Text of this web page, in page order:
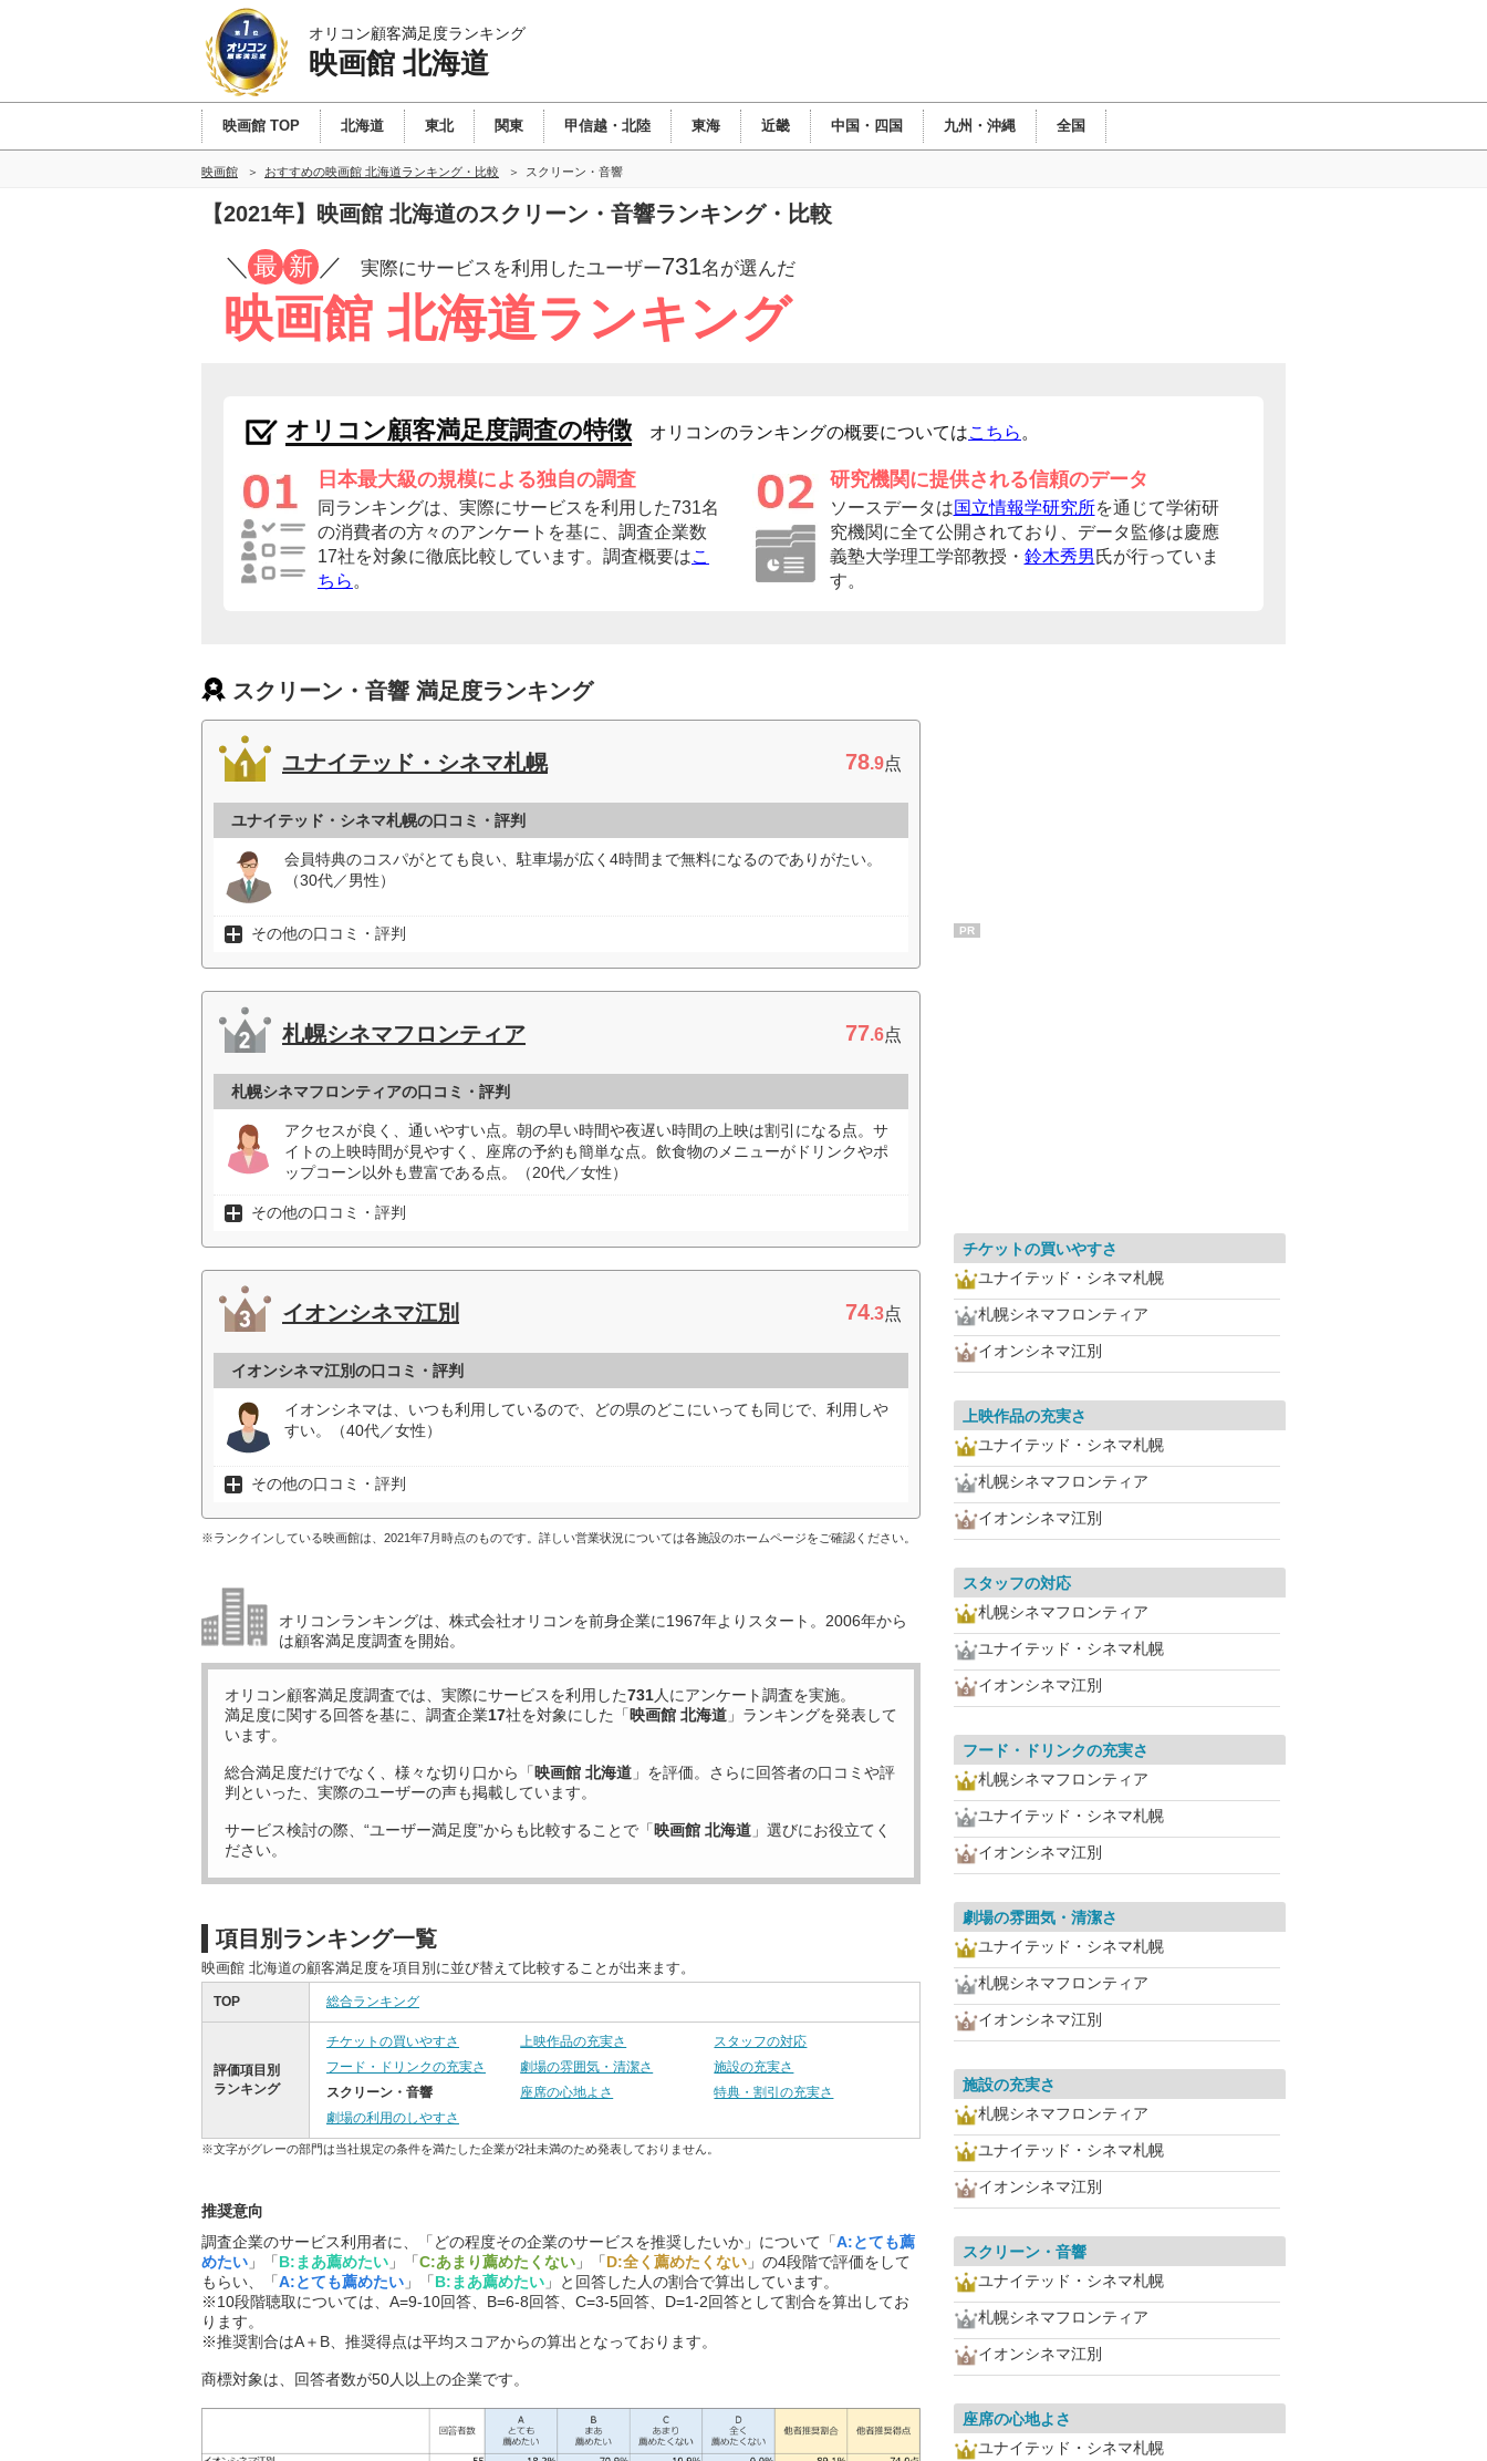
オリコン顧客満足度ランキング
映画館 北海道
映画館 TOP 北海道 東北 関東 甲信越・北陸 東海 近畿 中国・四国 九州・沖縄 全国
映画館 おすすめの映画館 北海道ランキング・比較 スクリーン・音響
【2021年】映画館 北海道のスクリーン・音響ランキング・比較
／ 最 新 ／ 実際にサービスを利用したユーザー731名が選んだ
映画館 北海道ランキング
オリコン顧客満足度調査の特徴 オリコンのランキングの概要についてはこちら 。
日本最大級の規模による独自の調査
同ランキングは、実際にサービスを利用した731名
の消費者の方々のアンケートを基に、調査企業数
17社を対象に徹底比較しています。調査概要はこ
ちら 。
研究機関に提供される信頼のデータ
ソースデータは国立情報学研究所を通じて学術研
究機関に全て公開されており、データ監修は慶應
義塾大学理工学部教授・ 鈴木秀男 氏が行っていま
す。
スクリーン・音響 満足度ランキング
ユナイテッド・シネマ札幌 78.9点
ユナイテッド・シネマ札幌の口コミ・評判
会員特典のコスパがとても良い、駐車場が広く4時間まで無料になるのでありがたい。
（30代／男性）
その他の口コミ・評判
札幌シネマフロンティア 77.6点
札幌シネマフロンティアの口コミ・評判
アクセスが良く、通いやすい点。朝の早い時間や夜遅い時間の上映は割引になる点。サ
イトの上映時間が見やすく、座席の予約も簡単な点。飲食物のメニューがドリンクやポ
ップコーン以外も豊富である点。（20代／女性）
その他の口コミ・評判
イオンシネマ江別 74.3点
イオンシネマ江別の口コミ・評判
イオンシネマは、いつも利用しているので、どの県のどこにいっても同じで、利用しや
すい。（40代／女性）
その他の口コミ・評判
※ランクインしている映画館は、2021年7月時点のものです。詳しい営業状況については各施設のホームページをご確認ください。
オリコンランキングは、株式会社オリコンを前身企業に1967年よりスタート。2006年から
は顧客満足度調査を開始。
オリコン顧客満足度調査では、実際にサービスを利用した731人にアンケート調査を実施。
満足度に関する回答を基に、調査企業17社を対象にした「映画館 北海道 」ランキングを発表して
います。
総合満足度だけでなく、様々な切り口から「映画館 北海道 」を評価。さらに回答者の口コミや評
判といった、実際のユーザーの声も掲載しています。
サービス検討の際、“ユーザー満足度”からも比較することで「映画館 北海道 」選びにお役立てく
ださい。
項目別ランキング一覧
映画館 北海道の顧客満足度を項目別に並び替えて比較することが出来ます。
TOP 総合ランキング
評価項目別
ランキング
チケットの買いやすさ 上映作品の充実さ
スタッフの対応
フード・ドリンクの充実さ
劇場の雰囲気・清潔さ
施設の充実さ
スクリーン・音響
座席の心地よさ
特典・割引の充実さ
劇場の利用のしやすさ
※文字がグレーの部門は当社規定の条件を満たした企業が2社未満のため発表しておりません。
推奨意向
調査企業のサービス利用者に、「どの程度その企業のサービスを推奨したいか」について「A:とても薦
めたい 」「B:まあ薦めたい 」「C:あまり薦めたくない 」「D:全く薦めたくない 」の4段階で評価をして
もらい、「A:とても薦めたい 」「B:まあ薦めたい 」と回答した人の割合で算出しています。
※10段階聴取については、A=9-10回答、B=6-8回答、C=3-5回答、D=1-2回答として割合を算出してお
ります。
※推奨割合はA＋B、推奨得点は平均スコアからの算出となっております。
商標対象は、回答者数が50人以上の企業です。
PR
チケットの買いやすさ
ユナイテッド・シネマ札幌
札幌シネマフロンティア
イオンシネマ江別
上映作品の充実さ
ユナイテッド・シネマ札幌
札幌シネマフロンティア
イオンシネマ江別
スタッフの対応
札幌シネマフロンティア
ユナイテッド・シネマ札幌
イオンシネマ江別
フード・ドリンクの充実さ
札幌シネマフロンティア
ユナイテッド・シネマ札幌
イオンシネマ江別
劇場の雰囲気・清潔さ
ユナイテッド・シネマ札幌
札幌シネマフロンティア
イオンシネマ江別
施設の充実さ
札幌シネマフロンティア
ユナイテッド・シネマ札幌
イオンシネマ江別
スクリーン・音響
ユナイテッド・シネマ札幌
札幌シネマフロンティア
イオンシネマ江別
座席の心地よさ
ユナイテッド・シネマ札幌